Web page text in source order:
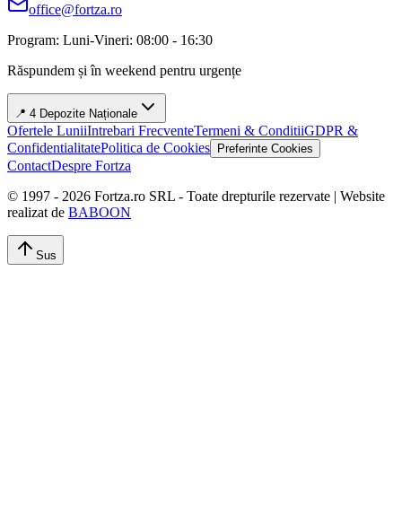
office@fortza.ro
Program: Luni-Vineri: 08:00 - 16:30
Răspundem și în weekend pentru urgențe
📍 4 Depozite Naționale
Ofertele LuniiIntrebari FrecventeTermeni & ConditiiGDPR &
ConfidentialitatePolitica de Cookies Preferinte Cookies
ContactDespre Fortza
© 1997 - 2026 Fortza.ro SRL - Toate drepturile rezervate | Website
realizat de BABOON
Sus